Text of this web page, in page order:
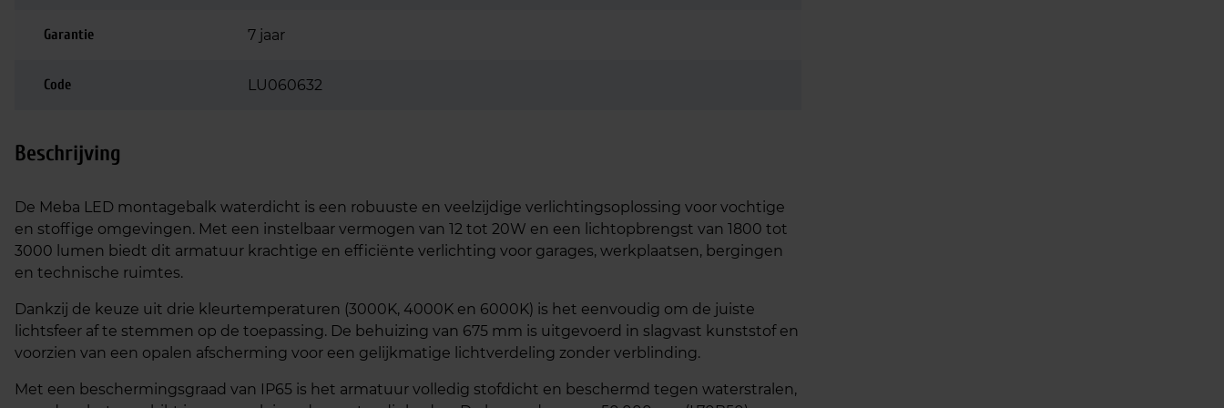
Garantie 7 jaar
Code LU060632
Beschrijving
De Meba LED montagebalk waterdicht is een robuuste en veelzijdige verlichtingsoplossing voor vochtige
en stoffige omgevingen. Met een instelbaar vermogen van 12 tot 20W en een lichtopbrengst van 1800 tot
3000 lumen biedt dit armatuur krachtige en efficiënte verlichting voor garages, werkplaatsen, bergingen
en technische ruimtes.
Dankzij de keuze uit drie kleurtemperaturen (3000K, 4000K en 6000K) is het eenvoudig om de juiste
lichtsfeer af te stemmen op de toepassing. De behuizing van 675 mm is uitgevoerd in slagvast kunststof en
voorzien van een opalen afscherming voor een gelijkmatige lichtverdeling zonder verblinding.
Met een beschermingsgraad van IP65 is het armatuur volledig stofdicht en beschermd tegen waterstralen,